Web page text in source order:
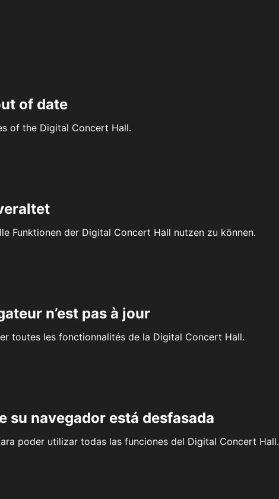
of date
of the Digital Concert Hall.
Funktionen der Digital Concert Hall nutzen zu können.
n’est pas à jour
toutes les fonctionnalités de la Digital Concert Hall.
su navegador está desfasada
poder utilizar todas las funciones del Digital Concert Hall.